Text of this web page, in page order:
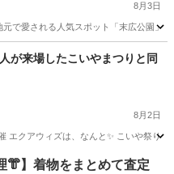
8月3日
で愛される人気スポット「末広公園
ブース
が来場したこいやまつりと同
8月2日
エクアウィズは、なんと✨ こいや祭り
ケット まつり
👘】着物をまとめて査定